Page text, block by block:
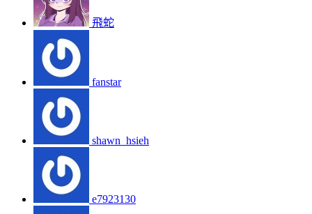
飛蛇
fanstar
shawn_hsieh
e7923130